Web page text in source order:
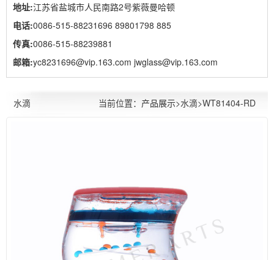
地址:江苏省盐城市人民南路2号紫薇曼哈顿
电话:0086-515-88231696 89801798 885
传真:0086-515-88239881
邮箱:yc8231696@vip.163.com jwglass@vip.163.com
水滴 当前位置： 产品展示>水滴>WT81404-RD